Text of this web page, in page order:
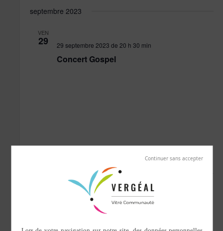
septembre 2023
VEN
29
Concert Gospel
29 septembre 2023 de 20 h 30 min
4 novembre 2023